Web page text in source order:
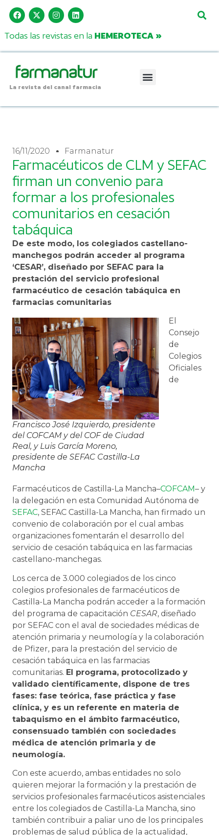
Todas las revistas en la HEMEROTECA »
La revista del canal farmacia
16/11/2020 Farmanatur
Farmacéuticos de CLM y SEFAC
firman un convenio para
formar a los profesionales
comunitarios en cesación
tabáquica
De este modo, los colegiados castellano-
manchegos podrán acceder al programa
‘CESAR’, diseñado por SEFAC para la
prestación del servicio profesional
farmacéutico de cesación tabáquica en
farmacias comunitarias
Francisco José Izquierdo, presidente
del COFCAM y del COF de Ciudad
Real, y Luis García Moreno,
presidente de SEFAC Castilla-La
Mancha
El
Consejo
de
Colegios
Oficiales
de
Farmacéuticos de Castilla-La Mancha–COFCAM– y
la delegación en esta Comunidad Autónoma de
SEFAC, SEFAC Castilla-La Mancha, han firmado un
convenio de colaboración por el cual ambas
organizaciones fomentarán el desarrollo del
servicio de cesación tabáquica en las farmacias
castellano-manchegas.
Los cerca de 3.000 colegiados de los cinco
colegios profesionales de farmacéuticos de
Castilla-La Mancha podrán acceder a la formación
del programa de capacitación CESAR, diseñado
por SEFAC con el aval de sociedades médicas de
atención primaria y neumología y la colaboración
de Pfizer, para la prestación del servicio de
cesación tabáquica en las farmacias
comunitarias. El programa, protocolizado y
validado científicamente, dispone de tres
fases: fase teórica, fase práctica y fase
clínica, y es un referente en materia de
tabaquismo en el ámbito farmacéutico,
consensuado también con sociedades
médica de atención primaria y de
neumología.
Con este acuerdo, ambas entidades no solo
quieren mejorar la formación y la prestación de
servicios profesionales farmacéuticos asistenciales
entre los colegiados de Castilla-La Mancha, sino
también contribuir a paliar uno de los principales
problemas de salud pública de la actualidad,